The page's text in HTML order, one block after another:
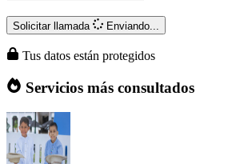
Solicitar llamada Enviando...
Tus datos están protegidos
Servicios más consultados